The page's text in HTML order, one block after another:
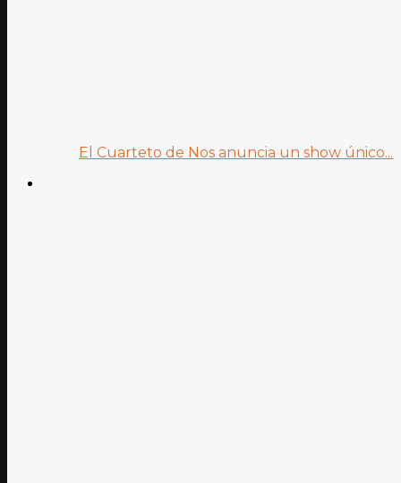
El Cuarteto de Nos anuncia un show único...